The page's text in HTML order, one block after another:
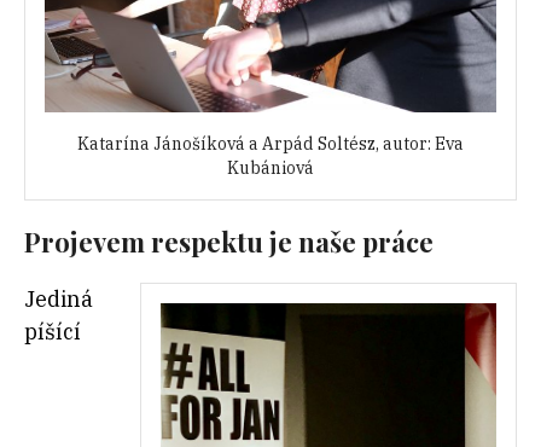
Katarína Jánošíková a Arpád Soltész, autor: Eva
Kubániová
Projevem respektu je naše práce
Jediná
píšící